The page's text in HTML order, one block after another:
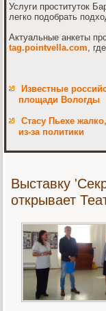
Услуги проституток
легко подобрать
Актуальные анкеты
tag.pointvella.com ,
Известные
площади Вологды
Стасу Пьехе
из-за политики
Выставку
открывает